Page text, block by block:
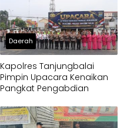
Daerah
Kapolres Tanjungbalai
Pimpin Upacara Kenaikan
Pangkat Pengabdian